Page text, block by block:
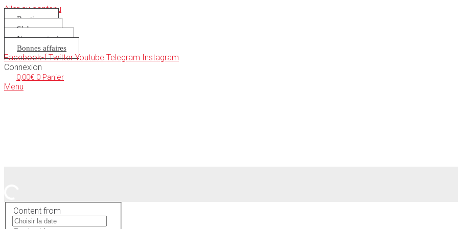
Aller au contenu
Boutique
S’abonner
Nous soutenir
Bonnes affaires
Facebook-f Twitter Youtube Telegram Instagram
Connexion
0,00€ 0 Panier
Menu
Content from